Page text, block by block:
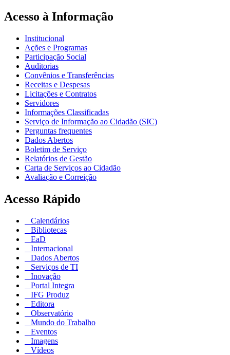
Acesso à Informação
Institucional
Ações e Programas
Participação Social
Auditorias
Convênios e Transferências
Receitas e Despesas
Licitações e Contratos
Servidores
Informações Classificadas
Serviço de Informação ao Cidadão (SIC)
Perguntas frequentes
Dados Abertos
Boletim de Serviço
Relatórios de Gestão
Carta de Serviços ao Cidadão
Avaliação e Correição
Acesso Rápido
Calendários
Bibliotecas
EaD
Internacional
Dados Abertos
Serviços de TI
Inovação
Portal Integra
IFG Produz
Editora
Observatório
Mundo do Trabalho
Eventos
Imagens
Vídeos